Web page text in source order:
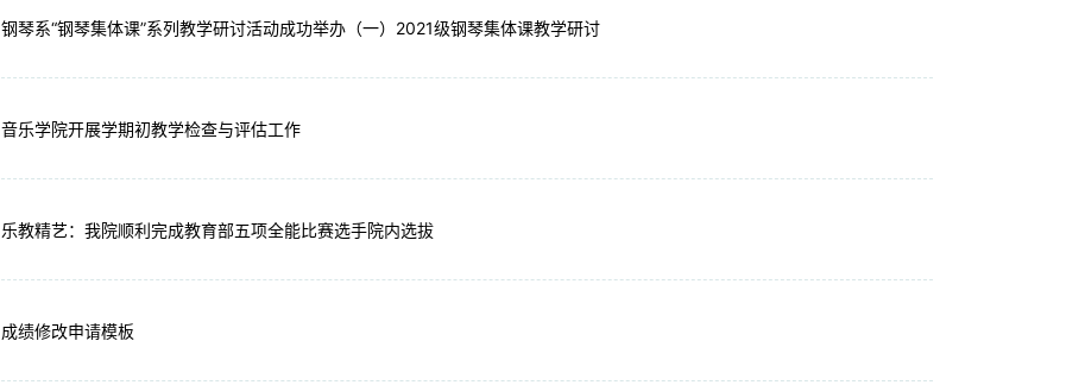
钢琴系“钢琴集体课”系列教学研讨活动成功举办（一）2021级钢琴集体课教学研讨
音乐学院开展学期初教学检查与评估工作
乐教精艺：我院顺利完成教育部五项全能比赛选手院内选拔
成绩修改申请模板